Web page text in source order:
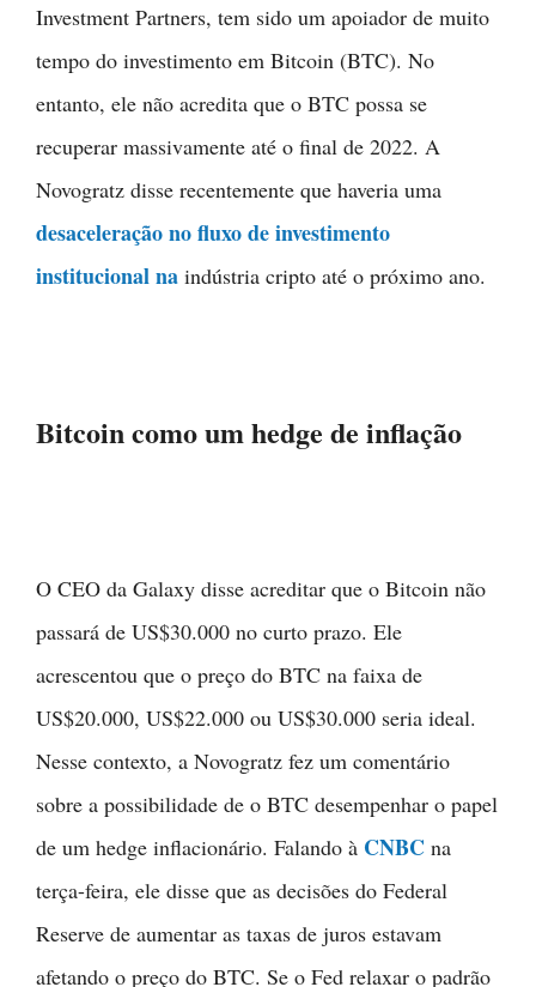
Investment Partners, tem sido um apoiador de muito
tempo do investimento em Bitcoin (BTC). No
entanto, ele não acredita que o BTC possa se
recuperar massivamente até o final de 2022. A
Novogratz disse recentemente que haveria uma
desaceleração no fluxo de investimento
institucional na indústria cripto até o próximo ano.
Bitcoin como um hedge de inflação
O CEO da Galaxy disse acreditar que o Bitcoin não
passará de US$30.000 no curto prazo. Ele
acrescentou que o preço do BTC na faixa de
US$20.000, US$22.000 ou US$30.000 seria ideal.
Nesse contexto, a Novogratz fez um comentário
sobre a possibilidade de o BTC desempenhar o papel
de um hedge inflacionário. Falando à CNBC na
terça-feira, ele disse que as decisões do Federal
Reserve de aumentar as taxas de juros estavam
afetando o preço do BTC. Se o Fed relaxar o padrão